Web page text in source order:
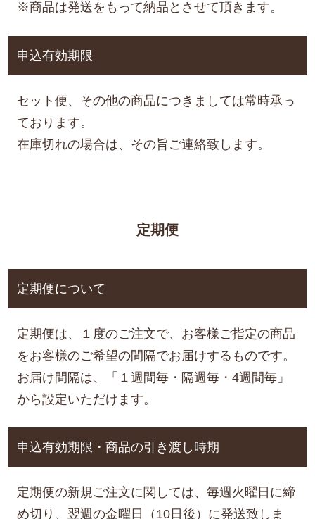
※商品は発送をもって納品とさせて頂きます。
申込有効期限
セット便、その他の商品につきましては常時承っ
ております。
在庫切れの場合は、その旨ご連絡致します。
定期便
定期便について
定期便は、１度のご注文で、お客様ご指定の商品
をお客様のご希望の間隔でお届けするものです。
お届け間隔は、「１週間毎・隔週毎・4週間毎」
から設定いただけます。
申込有効期限・商品の引き渡し時期
定期便の新規ご注文に関しては、毎週火曜日に締
め切り、翌週の金曜日（10日後）に発送致しま